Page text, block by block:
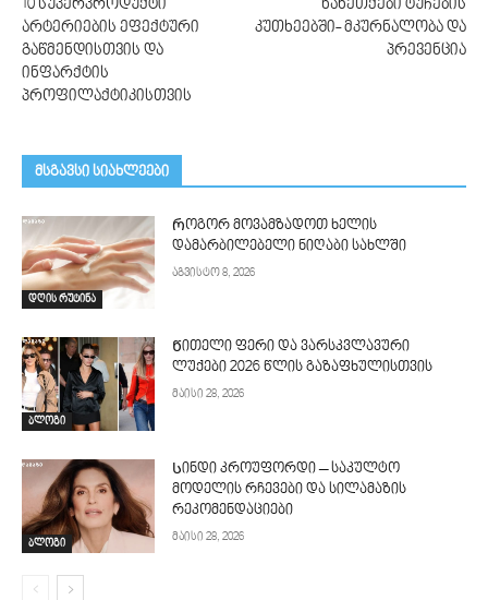
10 სუპერპროდუქტი
არტერიების ეფექტური
გაწმენდისთვის და
ინფარქტის
პროფილაქტიკისთვის
ნახეთქები ტუჩების
კუთხეებში- მკურნალობა და
პრევენცია
მსგავსი სიახლეები
დღის რუტინა
Როგორ მოვამზადოთ ხელის
დამარბილებელი ნიღაბი სახლში
აგვისტო 8, 2026
ბლოგი
Წითელი ფერი და ვარსკვლავური
ლუქები 2026 წლის გაზაფხულისთვის
მაისი 28, 2026
ბლოგი
Სინდი კროუფორდი – საკულტო
მოდელის რჩევები და სილამაზის
რეკომენდაციები
მაისი 28, 2026